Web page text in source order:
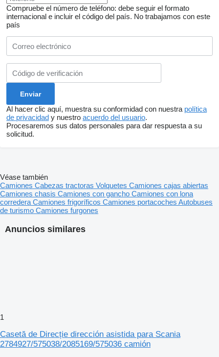
Compruebe el número de teléfono: debe seguir el formato
internacional e incluir el código del país. No trabajamos con este
país
Al hacer clic aquí, muestra su conformidad con nuestra política
de privacidad y nuestro acuerdo del usuario.
Procesaremos sus datos personales para dar respuesta a su
solicitud.
Anuncios similares
1
Casetă de Direcție dirección asistida para Scania
2784927/575038/2085169/575036 camión
Véase también
Camiones Cabezas tractoras Volquetes Camiones cajas abiertas
Camiones chasis Camiones con gancho Camiones con lona
corredera Camiones frigoríficos Camiones portacoches Autobuses
de turismo Camiones furgones